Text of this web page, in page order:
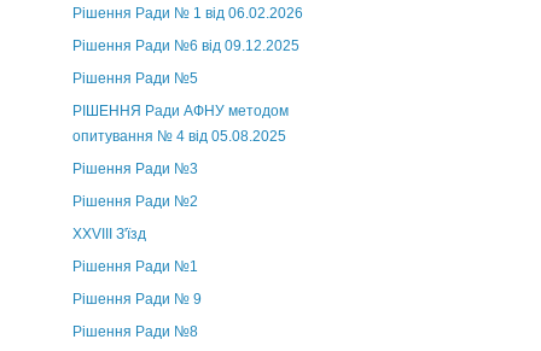
Рішення Ради № 1 від 06.02.2026
Рішення Ради №6 від 09.12.2025
Рішення Ради №5
РІШЕННЯ Ради АФНУ методом
опитування № 4 від 05.08.2025
Рішення Ради №3
Рішення Ради №2
XXVIII З'їзд
Рішення Ради №1
Рішення Ради № 9
Рішення Ради №8